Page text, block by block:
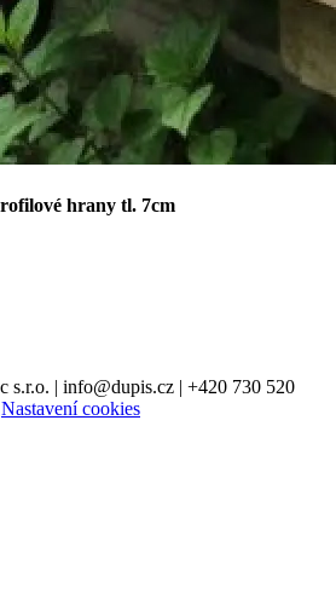
hrany tl. 7cm
s.r.o. | info@dupis.cz | +420 730 520
Nastavení cookies